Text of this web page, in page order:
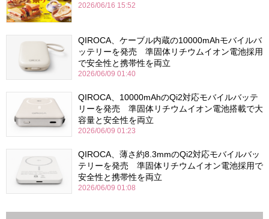
2026/06/16 15:52
QIROCA、ケーブル内蔵の10000mAhモバイルバ
ッテリーを発売 準固体リチウムイオン電池採用
で安全性と携帯性を両立
2026/06/09 01:40
QIROCA、10000mAhのQi2対応モバイルバッテ
リーを発売 準固体リチウムイオン電池搭載で大
容量と安全性を両立
2026/06/09 01:23
QIROCA、薄さ約8.3mmのQi2対応モバイルバッ
テリーを発売 準固体リチウムイオン電池採用で
安全性と携帯性を両立
2026/06/09 01:08